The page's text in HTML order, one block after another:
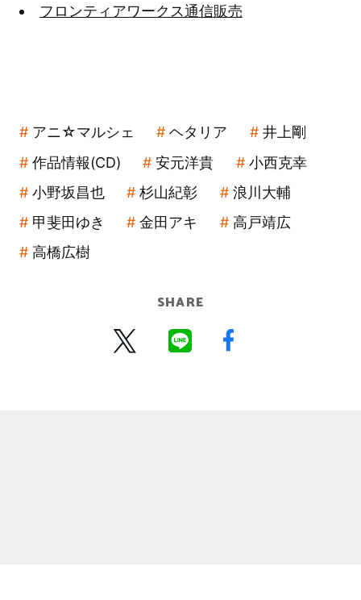
フロンティアワークス通信販売
アニ☆マルシェ ヘタリア
井上剛
作品情報(CD)
安元洋貴
小西克幸
小野坂昌也
杉山紀彰
浪川大輔
甲斐田ゆき
金田アキ
高戸靖広
高橋広樹
SHARE